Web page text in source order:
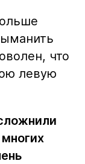
что
левую